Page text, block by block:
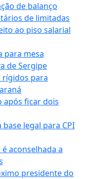
de balanço
de limitadas
ao piso salarial
para mesa
de Sergipe
para
após ficar dois
legal para CPI
aconselhada a
presidente do